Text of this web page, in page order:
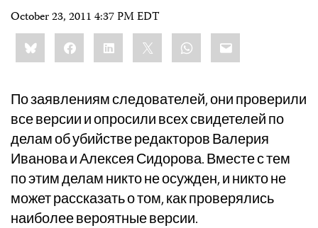
October 23, 2011 4:37 PM EDT
Share
this:BlueskyFacebookLinkedIn WhatsApp
Email
По заявлениям следователей, они проверили
все версии и опросили всех свидетелей по
делам об убийстве редакторов Валерия
Иванова и Алексея Сидорова. Вместе с тем
по этим делам никто не осужден, и никто не
может рассказать о том, как проверялись
наиболее вероятные версии.